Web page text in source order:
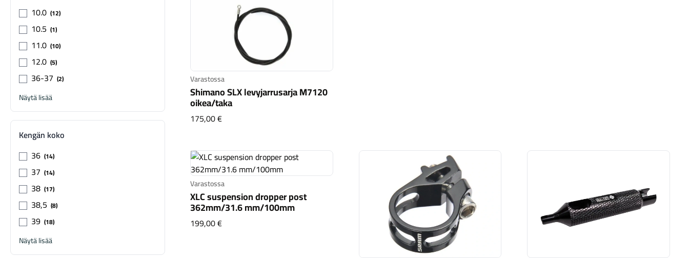
10.0 12
10.5 1
11.0 10
12.0 5
36-37 2
Näytä lisää
Kengän koko
36 14
37 14
38 17
38,5 8
39 18
Näytä lisää
Varastossa
Shimano SLX levyjarrusarja M7120
oikea/taka
175,00 €Shimano SLX levyjarrusarja M7120 oikea/taka
Varastossa
XLC suspension dropper post
362mm/31.6 mm/100mm
199,00 €XLC suspension dropper post 362mm/31.6 mm/100mm